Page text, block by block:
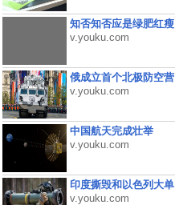
知否知否应是绿肥红瘦
v.youku.com
俄成立首个北极防空营
v.youku.com
中国航天完成壮举
v.youku.com
印度撕毁和以色列大单
v.youku.com